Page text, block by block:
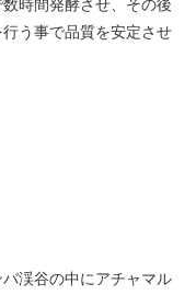
時間発酵させ、その後
う事で品質を安定させ
渓谷の中にアチャマル